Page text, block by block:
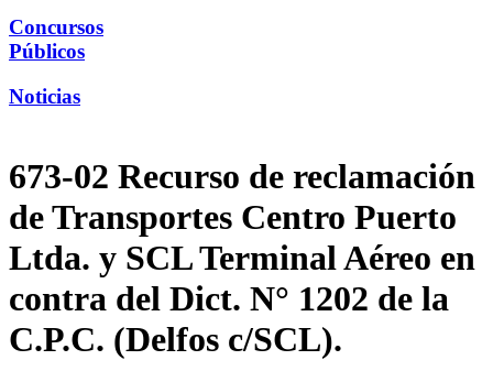
Concursos
Públicos
Noticias
673-02 Recurso de reclamación
de Transportes Centro Puerto
Ltda. y SCL Terminal Aéreo en
contra del Dict. N° 1202 de la
C.P.C. (Delfos c/SCL).